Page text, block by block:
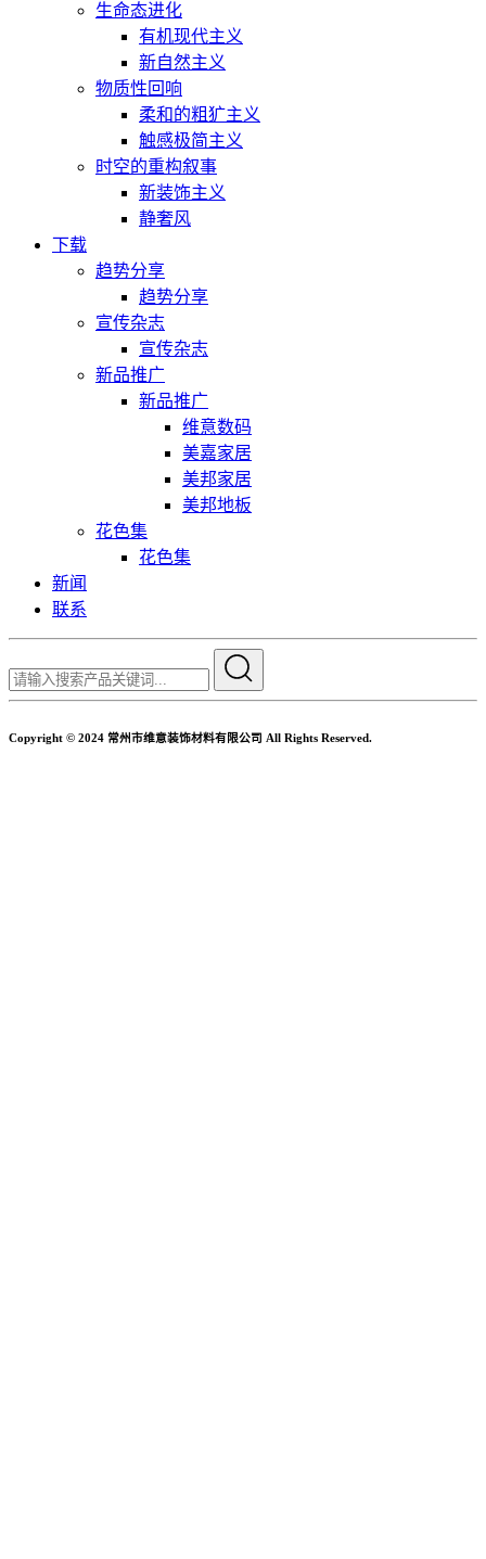
生命态进化
有机现代主义
新自然主义
物质性回响
柔和的粗犷主义
触感极简主义
时空的重构叙事
新装饰主义
静奢风
下载
趋势分享
趋势分享
宣传杂志
宣传杂志
新品推广
新品推广
维意数码
美嘉家居
美邦家居
美邦地板
花色集
花色集
新闻
联系
Copyright © 2024 常州市维意装饰材料有限公司 All Rights Reserved.